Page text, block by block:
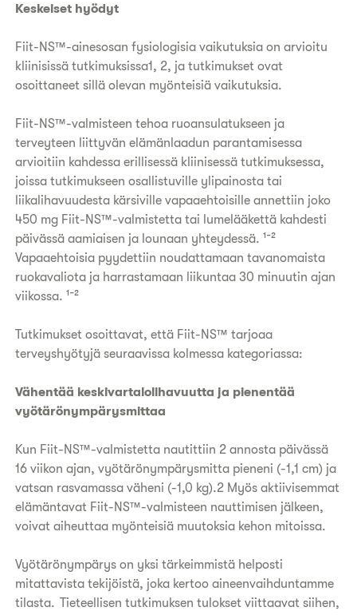
Keskeiset hyödyt
Fiit-NS™-ainesosan fysiologisia vaikutuksia on arvioitu
kliinisissä tutkimuksissa1, 2, ja tutkimukset ovat
osoittaneet sillä olevan myönteisiä vaikutuksia.
Fiit-NS™-valmisteen tehoa ruoansulatukseen ja
terveyteen liittyvän elämänlaadun parantamisessa
arvioitiin kahdessa erillisessä kliinisessä tutkimuksessa,
joissa tutkimukseen osallistuville ylipainosta tai
liikalihavuudesta kärsiville vapaaehtoisille annettiin joko
450 mg Fiit-NS™-valmistetta tai lumelääkettä kahdesti
päivässä aamiaisen ja lounaan yhteydessä. ¹⁻²
Vapaaehtoisia pyydettiin noudattamaan tavanomaista
ruokavaliota ja harrastamaan liikuntaa 30 minuutin ajan
viikossa. ¹⁻²
Tutkimukset osoittavat, että Fiit-NS™ tarjoaa
terveyshyötyjä seuraavissa kolmessa kategoriassa:
Vähentää keskivartalolihavuutta ja pienentää
vyötärönympärysmittaa
Kun Fiit-NS™-valmistetta nautittiin 2 annosta päivässä
16 viikon ajan, vyötärönympärysmitta pieneni (-1,1 cm) ja
vatsan rasvamassa väheni (-1,0 kg).2 Myös aktiivisemmat
elämäntavat Fiit-NS™-valmisteen nauttimisen jälkeen,
voivat aiheuttaa myönteisiä muutoksia kehon mitoissa.
Vyötärönympärys on yksi tärkeimmistä helposti
mitattavista tekijöistä, joka kertoo aineenvaihduntamme
tilasta. Tieteellisen tutkimuksen tulokset viittaavat siihen,